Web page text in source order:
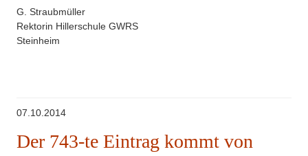
G. Straubmüller
Rektorin Hillerschule GWRS
Steinheim
07.10.2014
Der 743-te Eintrag kommt von